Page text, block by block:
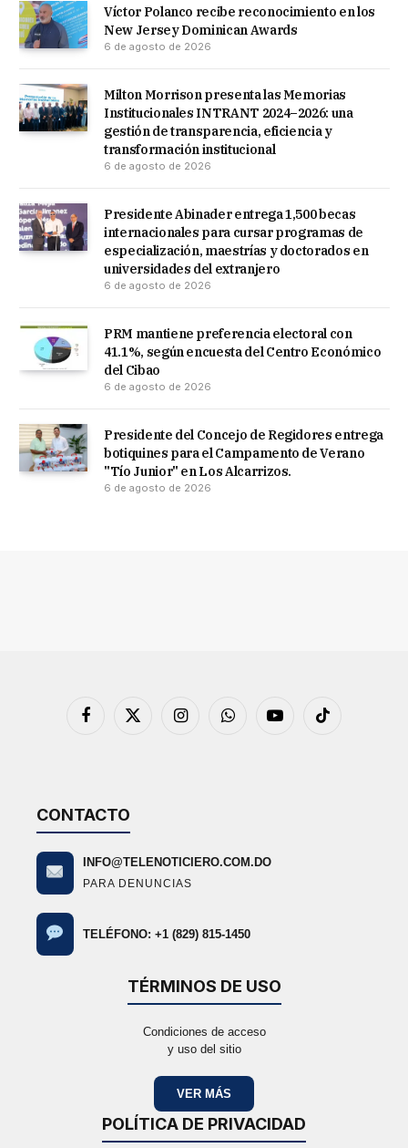
Víctor Polanco recibe reconocimiento en los
New Jersey Dominican Awards
6 de agosto de 2026
Milton Morrison presenta las Memorias
Institucionales INTRANT 2024–2026: una
gestión de transparencia, eficiencia y
transformación institucional
6 de agosto de 2026
Presidente Abinader entrega 1,500 becas
internacionales para cursar programas de
especialización, maestrías y doctorados en
universidades del extranjero
6 de agosto de 2026
PRM mantiene preferencia electoral con
41.1%, según encuesta del Centro Económico
del Cibao
6 de agosto de 2026
Presidente del Concejo de Regidores entrega
botiquines para el Campamento de Verano
"Tío Junior" en Los Alcarrizos.
6 de agosto de 2026
Facebook
X
InstagramWhatsAppYouTubeTikTok
CONTACTO
INFO@TELENOTICIERO.COM.DO
PARA DENUNCIAS
TELÉFONO: +1 (829) 815-1450
TÉRMINOS DE USO
Condiciones de acceso
y uso del sitio
VER MÁS
POLÍTICA DE PRIVACIDAD